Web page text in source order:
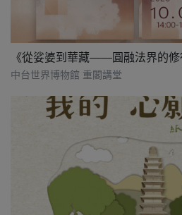
《從娑婆到華藏——圓融法界的
中台世界博物館 重閣講堂